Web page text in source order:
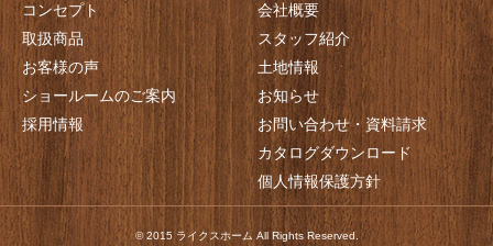
コンセプト
取扱商品
お客様の声
ショールームのご案内
採用情報
会社概要
スタッフ紹介
土地情報
お知らせ
お問い合わせ・資料請求
カタログダウンロード
個人情報保護方針
© 2015 ライクスホーム All Rights Reserved.